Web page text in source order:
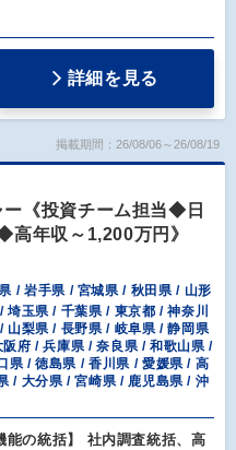
詳細を見る
掲載期間：26/08/06～26/08/19
ー《投資チーム担当◆日
年収～1,200万円》
/ 岩手県 / 宮城県 / 秋田県 / 山形
玉県 / 千葉県 / 東京都 / 神奈川
山梨県 / 長野県 / 岐阜県 / 静岡県
府 / 兵庫県 / 奈良県 / 和歌山県 /
県 / 徳島県 / 香川県 / 愛媛県 / 高
/ 大分県 / 宮崎県 / 鹿児島県 / 沖
能の統括】 社内調査統括、高